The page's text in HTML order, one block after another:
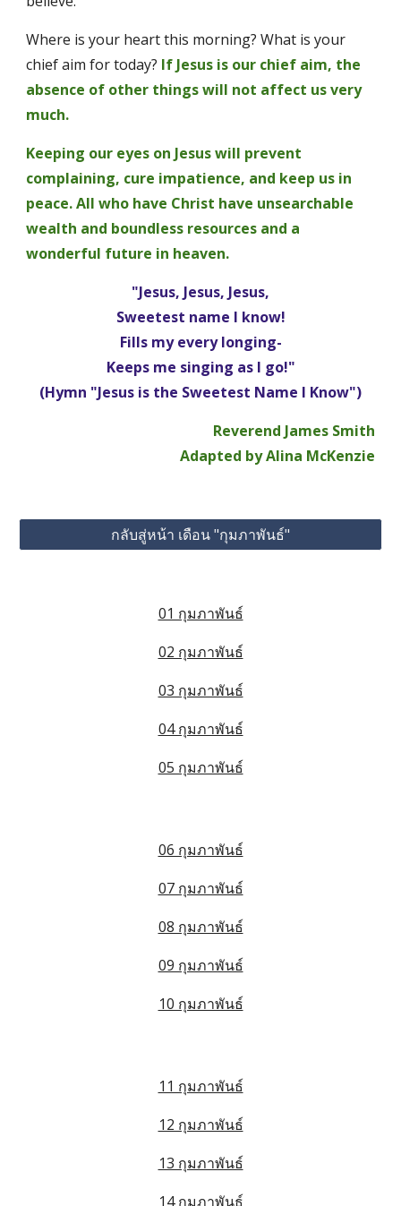
Where is your heart this morning? What is your
chief aim for today? If Jesus is our chief aim, the
absence of other things will not affect us very
much.
Keeping our eyes on Jesus will prevent
complaining, cure impatience, and keep us in
peace. All who have Christ have unsearchable
wealth and boundless resources and a
wonderful future in heaven.
"Jesus, Jesus, Jesus,
Sweetest name I know!
Fills my every longing-
Keeps me singing as I go!"
(Hymn "Jesus is the Sweetest Name I Know")
Reverend James Smith
Adapted by Alina McKenzie
กลับสู่หน้า เดือน "กุมภาพันธ์"
01 กุมภาพันธ์
02 กุมภาพันธ์
03 กุมภาพันธ์
04 กุมภาพันธ์
05 กุมภาพันธ์
06 กุมภาพันธ์
07 กุมภาพันธ์
08 กุมภาพันธ์
09 กุมภาพันธ์
10 กุมภาพันธ์
11 กุมภาพันธ์
12 กุมภาพันธ์
13 กุมภาพันธ์
14 กุมภาพันธ์